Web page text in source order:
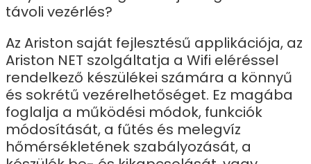
távoli vezérlés?
Az Ariston saját fejlesztésű applikációja, az
Ariston NET szolgáltatja a Wifi eléréssel
rendelkező készülékei számára a könnyű
és sokrétű vezérelhetőséget. Ez magába
foglalja a működési módok, funkciók
módosítását, a fűtés és melegvíz
hőmérsékletének szabályozását, a